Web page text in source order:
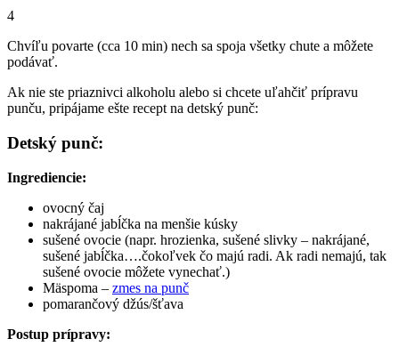
4
Chvíľu povarte (cca 10 min) nech sa spoja všetky chute a môžete
podávať.
Ak nie ste priaznivci alkoholu alebo si chcete uľahčiť prípravu
punču, pripájame ešte recept na detský punč:
Detský punč:
Ingrediencie:
ovocný čaj
nakrájané jabĺčka na menšie kúsky
sušené ovocie (napr. hrozienka, sušené slivky – nakrájané,
sušené jabĺčka….čokoľvek čo majú radi. Ak radi nemajú, tak
sušené ovocie môžete vynechať.)
Mäspoma – zmes na punč
pomarančový džús/šťava
Postup prípravy: